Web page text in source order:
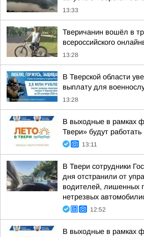
13:33
Тверичанин вошёл в
всероссийского
13:28
В Тверской области
выплату для
13:28
В выходные в рамках
Твери» будут
13:11
В Твери сотрудники
дня отстранили от
водителей, лишенных
нетрезвых
12:52
В выходные в рамках